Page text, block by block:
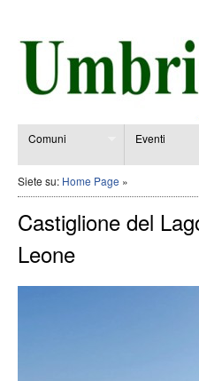
Comuni Eventi
Siete su: Home Page »
Castiglione del
Leone